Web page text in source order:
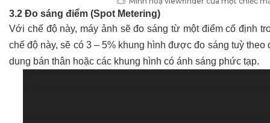
3.2 Đo sáng điểm (Spot Metering)
Với chế độ này, máy ảnh sẽ đo sáng từ một điểm cố định
chế độ này, sẽ có 3 – 5% khung hình được đo sáng tuỳ
dung bán thân hoặc các khung hình có ánh sáng phức tạp.